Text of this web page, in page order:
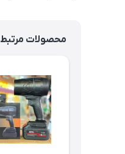
محصولات مرتبط